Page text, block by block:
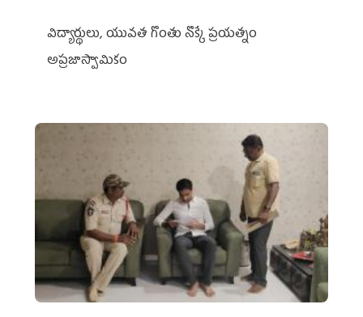
విద్యార్థులు, యువత గొంతు నొక్కే ప్రయత్నం
అప్రజాస్వామికం